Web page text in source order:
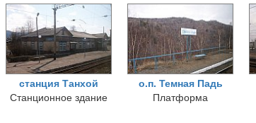
станция Танхой
Станционное здание
о.п. Темная Падь
Платформа